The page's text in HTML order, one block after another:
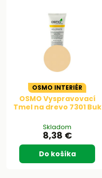
OSMO INTERIÉR
OSMO Vyspravovací
Tmel na drevo 7301 Buk
Skladom
8,38 €
Do košíka